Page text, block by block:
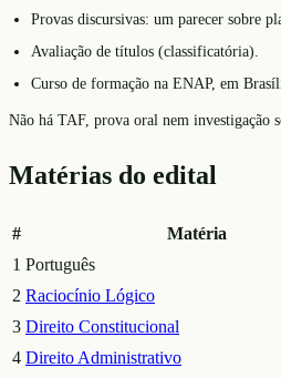
Provas discursivas: um parecer sobre
Avaliação de títulos (classificatória).
Curso de formação na ENAP, em
Não há TAF, prova oral nem
Matérias do edital
# Matéria
1 Português
2 Raciocínio Lógico
3 Direito Constitucional
4 Direito Administrativo